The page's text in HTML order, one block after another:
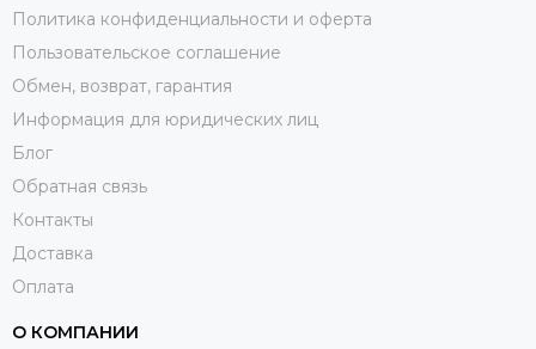
Политика конфиденциальности и оферта
Пользовательское соглашение
Обмен, возврат, гарантия
Информация для юридических лиц
Блог
Обратная связь
Контакты
Доставка
Оплата
О КОМПАНИИ